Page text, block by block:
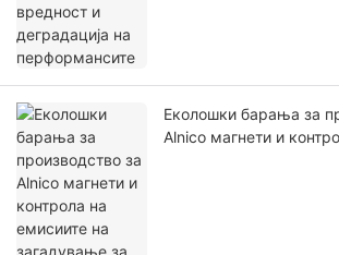
Еколошки барања за
Alnico магнети и